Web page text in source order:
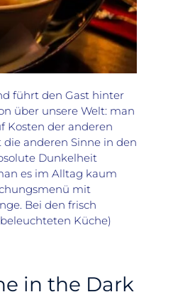
führt den Gast hinter
über unsere Welt: man
Kosten der anderen
anderen Sinne in den
Dunkelheit
es im Alltag kaum
mit
Bei den frisch
Küche)
in the Dark